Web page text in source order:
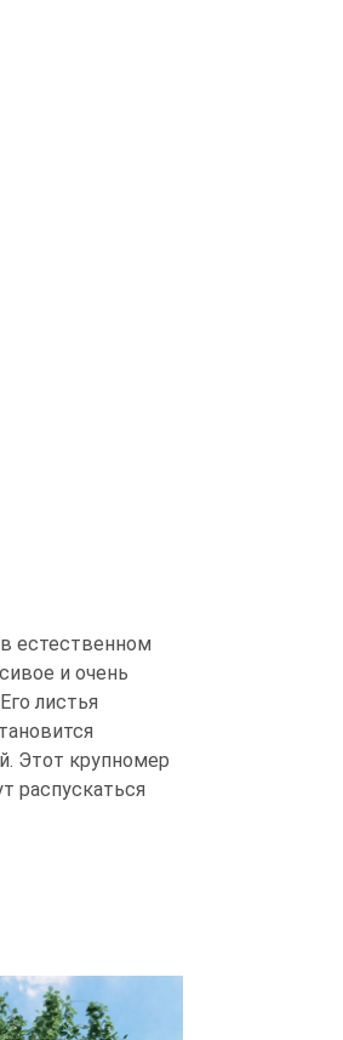
естественном
и очень
листья
Этот крупномер
распускаться